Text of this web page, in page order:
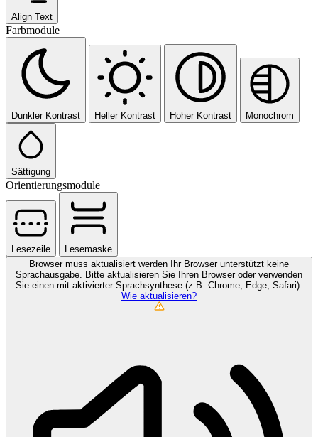
Align Text
Farbmodule
Dunkler Kontrast Heller Kontrast Hoher Kontrast Monochrom
Sättigung
Orientierungsmodule
Lesezeile
Lesemaske
Browser muss aktualisiert werden
Ihr Browser unterstützt keine
Sprachausgabe. Bitte aktualisieren Sie Ihren Browser oder verwenden
Sie einen mit aktivierter Sprachsynthese (z.B. Chrome, Edge, Safari).
Wie aktualisieren?